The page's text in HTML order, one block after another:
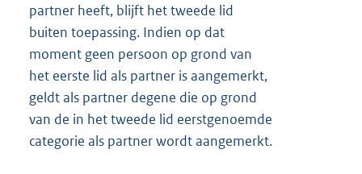
partner heeft, blijft het tweede lid
buiten toepassing. Indien op dat
moment geen persoon op grond van
het eerste lid als partner is aangemerkt,
geldt als partner degene die op grond
van de in het tweede lid eerstgenoemde
categorie als partner wordt aangemerkt.